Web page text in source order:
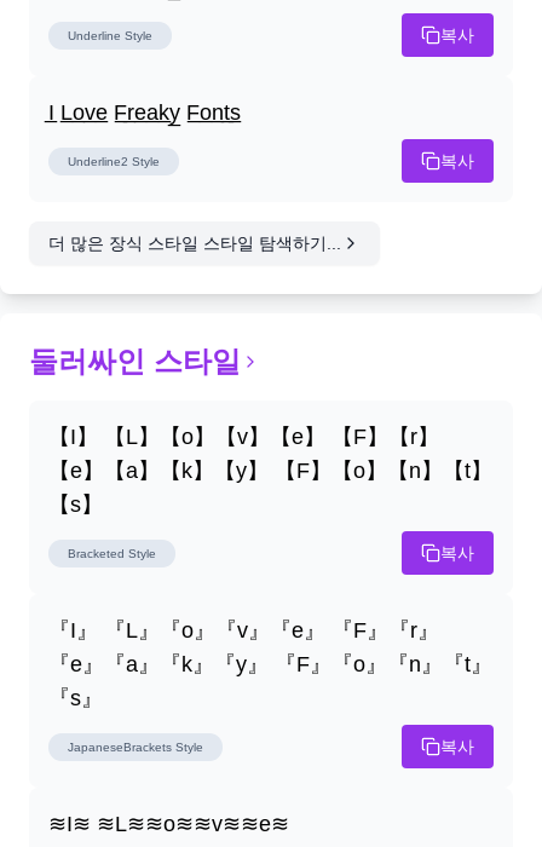
Underline Style 복사
I̲ L̲o̲v̲e̲ F̲r̲e̲a̲k̲y̲ F̲o̲n̲t̲s̲
Underline2 Style 복사
더 많은 장식 스타일 스타일 탐색하기...
둘러싸인 스타일
【I】 【L】【o】【v】【e】 【F】【r】
【e】【a】【k】【y】 【F】【o】【n】【t】
【s】
Bracketed Style 복사
『I』 『L』『o』『v』『e』 『F』『r』
『e』『a』『k』『y』 『F』『o』『n』『t』
『s』
JapaneseBrackets Style 복사
≋I≋ ≋L≋≋o≋≋v≋≋e≋